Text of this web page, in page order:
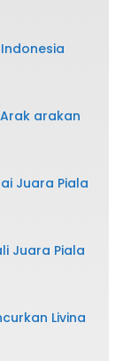
arakan
Juara Piala
Juara Piala
Livina